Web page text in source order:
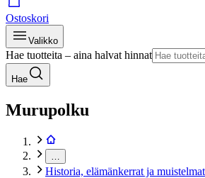
Ostoskori
Valikko
Hae tuotteita – aina halvat hinnat
Hae
Murupolku
Historia, elämänkerrat ja muistelmat